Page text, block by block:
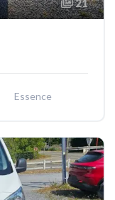
21
Essence